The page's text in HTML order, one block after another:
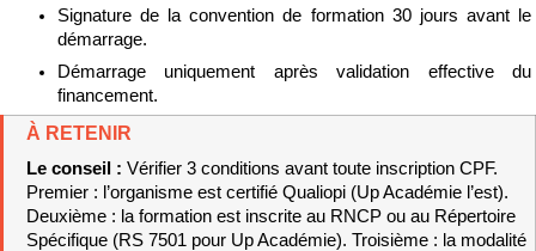
Signature de la convention de formation 30 jours avant le
démarrage.
Démarrage uniquement après validation effective du
financement.
À RETENIR
Le conseil : Vérifier 3 conditions avant toute inscription CPF.
Premier : l’organisme est certifié Qualiopi (Up Académie l’est).
Deuxième : la formation est inscrite au RNCP ou au Répertoire
Spécifique (RS 7501 pour Up Académie). Troisième : la modalité